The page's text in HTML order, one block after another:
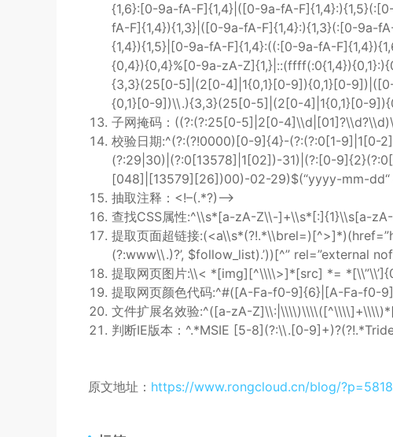
{1,6}:[0-9a-fA-F]{1,4}|([0-9a-fA-
fA-F]{1,4}){1,3}|([0-9a-fA-F]{1,4}:){1,3}(:[0-9a-
{1,4}){1,5}|[0-9a-fA-F]{1,4}:((:[0-9a-fA-
{0,4}){0,4}%[0-9a-zA-
{3,3}(25[0-5]|(2[0-4]|1{0,1}[0-9]){0,1}[0-
{0,1}[0-9])\\.){3,3}(25[0-5]|(2[0-4]|1{0,1}[0-
子网掩码：((?:(?:25[0-5]|2[0-
校验日期:^(?:(?!0000)[0-9]{4}-(?:(?:0[1-
(?:29|30)|(?:0[13578]|1[02])-31)|(?:[0-
[048]|[13579][26])00)-02-29)$(“yyyy-mm-dd“
抽取注释：<!–(.*?)–>
查找CSS属性:^\\s*[a-zA-Z\\-]+\\s*[:]{1}\\s[a-
提取页面超链接
(?:www\\.)?’, $follow_list).’))[^” rel=”external
提取网页图片:\\< *[img][^\\\\>]*[src] *=
提取网页颜色代码:^#([A-Fa-f0-9]{6}|[A-Fa-f0-
文件扩展名效验:^([a-zA-
判断IE版本：^.*MSIE [5-8](?:\\.[0-
原文地址： https://www.rongcloud.cn/blog/?p=5818